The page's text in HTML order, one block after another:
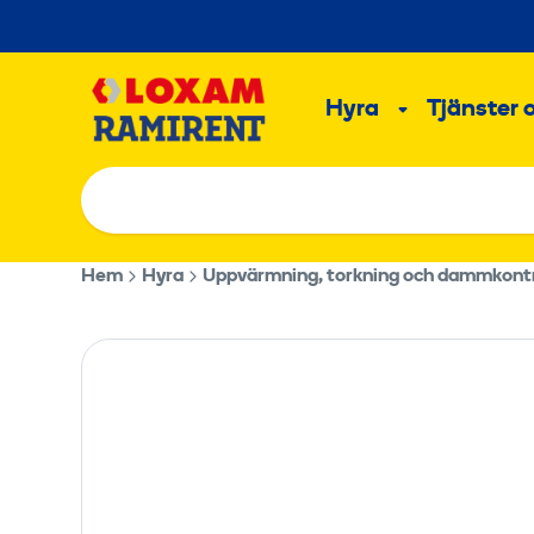
till
Hyra Undermeny
Tjänster
Hem Hyra Uppvärmning, torkning och